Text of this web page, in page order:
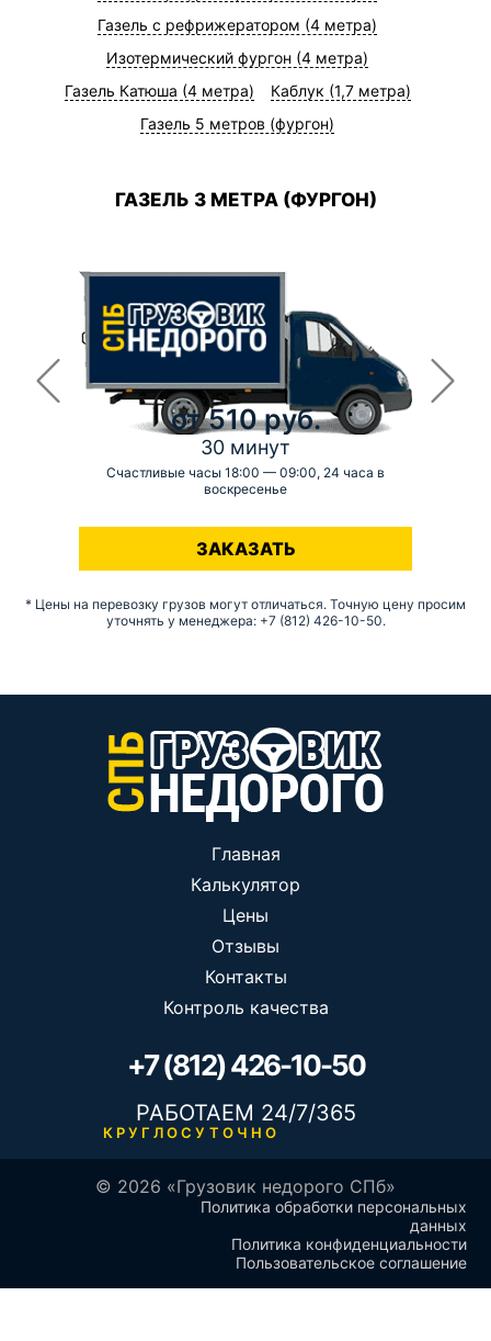
Газель с рефрижератором (4 метра)
Изотермический фургон (4 метра)
Газель Катюша (4 метра)
Каблук (1,7 метра)
Газель 5 метров (фургон)
ГАЗЕЛЬ 3 МЕТРА (ФУРГОН)
от 510 руб.
30 минут
Счастливые часы 18:00 — 09:00, 24 часа в
воскресенье
-
ЗАКАЗАТЬ
* Цены на перевозку грузов могут отличаться. Точную цену просим
уточнять у менеджера: +7 (812) 426-10-50.
Главная
Калькулятор
Цены
Отзывы
Контакты
Контроль качества
+7 (812) 426-10-50
РАБОТАЕМ 24/7/365
КРУГЛОСУТОЧНО
© 2026 «Грузовик недорого СПб»
Политика обработки персональных
данных
Политика конфиденциальности
Пользовательское соглашение